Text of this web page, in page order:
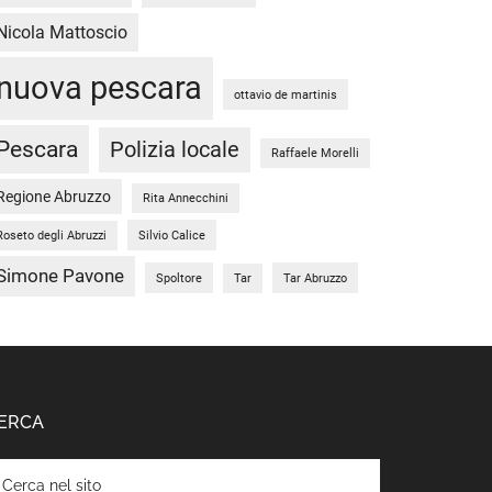
Mattoscio
pescara ottavio de martinis
Polizia locale Raffaele Morelli
Abruzzo Rita Annecchini
degli Abruzzi Silvio Calice
Pavone Spoltore Tar Tar Abruzzo